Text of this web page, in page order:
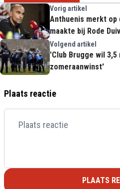
Vorig artikel
Anthuenis merkt
maakte bij Rode
Volgend artikel
'Club Brugge wil
zomeraanwinst'
Plaats reactie
PLAATS